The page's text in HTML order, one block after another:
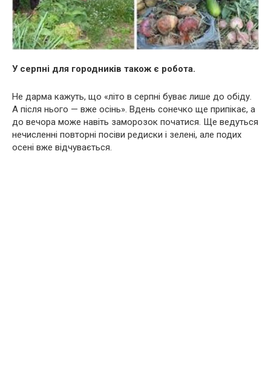
У серпні для городників також є робота.
Не дарма кажуть, що «літо в серпні буває лише до обіду.
А після нього — вже осінь». Вдень сонечко ще припікає, а
до вечора може навіть заморозок початися. Ще ведуться
нечисленні повторні посіви редиски і зелені, але подих
осені вже відчувається.